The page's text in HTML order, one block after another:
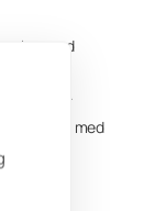
med
påske.
deretter med
med en